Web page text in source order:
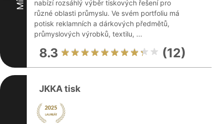
nabízí rozsáhlý výběr tiskových řešení pro
různé oblasti průmyslu. Ve svém portfoliu má
potisk reklamních a dárkových předmětů,
průmyslových výrobků, textilu, ...
8.3 (12)
JKKA tisk